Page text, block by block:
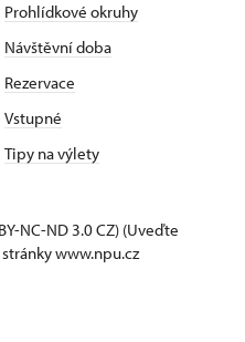
Prohlídkové okruhy
Návštěvní doba
Rezervace
Vstupné
Tipy na výlety
NC-ND 3.0 CZ) (Uveďte
www.npu.cz